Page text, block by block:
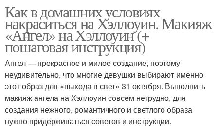
Как в домашних условиях
накраситься на Хэллоуин. Макияж
«Ангел» на Хэллоуин (+
пошаговая инструкция)
Ангел — прекрасное и милое создание, поэтому
неудивительно, что многие девушки выбирают именно
этот образ для «выхода в свет» 31 октября. Выполнить
макияж ангела на Хэллоуин совсем нетрудно, для
создания нежного, романтичного и светлого образа
нужно придерживаться советов и инструкции.